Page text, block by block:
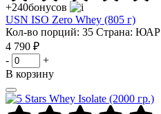
+240бонусов
USN ISO Zero Whey (805 г)
Кол-во порций: 35 Страна: ЮАР
4 790 ₽
-
+
В корзину